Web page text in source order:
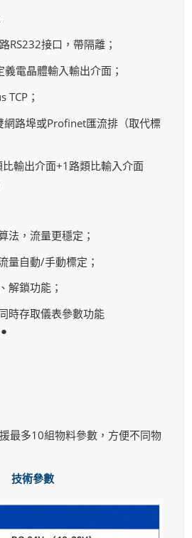
RS232接口，帶隔離；
電晶體輸入輸出介面；
TCP；
網路埠或Profinet匯流排（取代標
輸出介面+1路類比輸入介面
法，流量更穩定；
量自動/手動標定；
解鎖功能；
時存取儀表參數功能
最多10組物料參數，方便不同物
技術參數